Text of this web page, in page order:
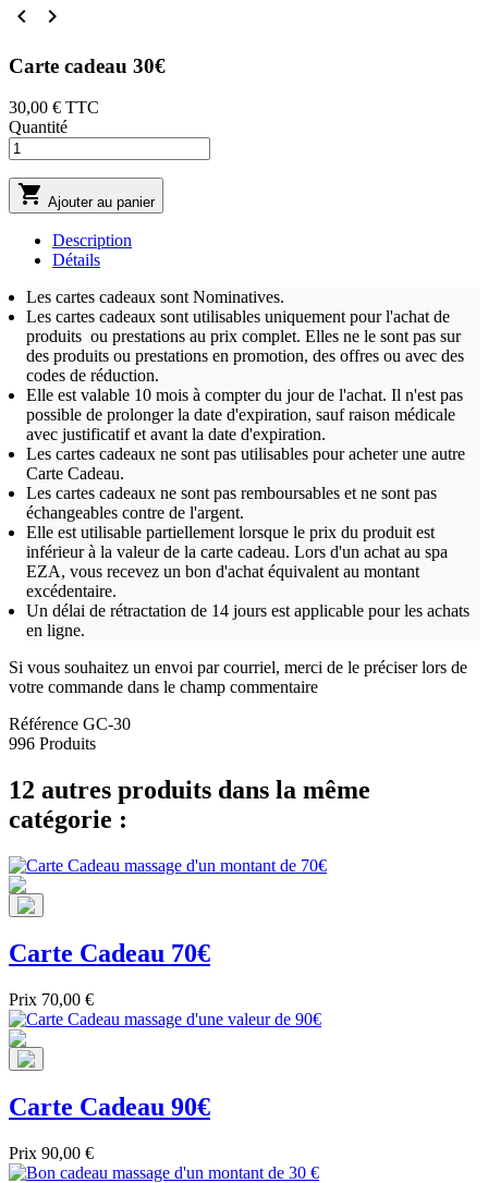
 
Carte cadeau 30€
30,00 € TTC
Quantité
 Ajouter au panier
Description
Détails
Les cartes cadeaux sont Nominatives.
Les cartes cadeaux sont utilisables uniquement pour l'achat de
produits ou prestations au prix complet. Elles ne le sont pas sur
des produits ou prestations en promotion, des offres ou avec des
codes de réduction.
Elle est valable 10 mois à compter du jour de l'achat. Il n'est pas
possible de prolonger la date d'expiration, sauf raison médicale
avec justificatif et avant la date d'expiration.
Les cartes cadeaux ne sont pas utilisables pour acheter une autre
Carte Cadeau.
Les cartes cadeaux ne sont pas remboursables et ne sont pas
échangeables contre de l'argent.
Elle est utilisable partiellement lorsque le prix du produit est
inférieur à la valeur de la carte cadeau. Lors d'un achat au spa
EZA, vous recevez un bon d'achat équivalent au montant
excédentaire.
Un délai de rétractation de 14 jours est applicable pour les achats
en ligne.
Si vous souhaitez un envoi par courriel, merci de le préciser lors de
votre commande dans le champ commentaire
Référence GC-30
996 Produits
12 autres produits dans la même
catégorie :
Carte Cadeau 70€
Prix 70,00 €
Carte Cadeau 90€
Prix 90,00 €